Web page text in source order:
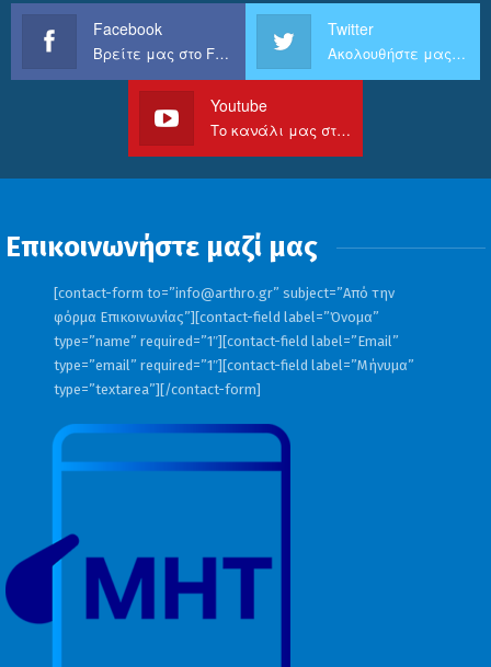
Facebook
Βρείτε μας στο Facebook
Twitter
Ακολουθήστε μας στο Twitter
Youtube
Το κανάλι μας στο Youtube
Επικοινωνήστε μαζί μας
[contact-form to=”info@arthro.gr” subject=”Από την
φόρμα Επικοινωνίας”][contact-field label=”Όνομα”
type=”name” required=”1″][contact-field label=”Email”
type=”email” required=”1″][contact-field label=”Μήνυμα”
type=”textarea”][/contact-form]